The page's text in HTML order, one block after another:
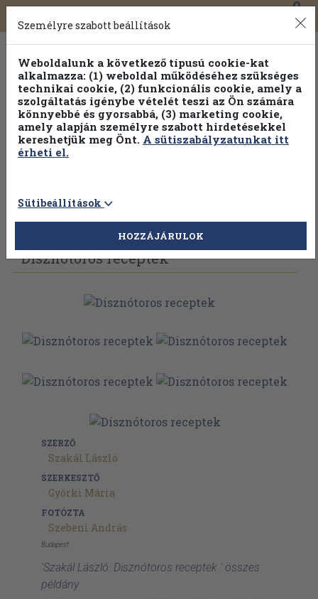
Toggle
navigation
0
Vissza az előző oldalra Válasszon példányt
Disznótoros receptek
SZERZŐ
Szakál László
SZERKESZTŐ
Györki Mária
FOTÓZTA
Szebeni András
Budapest
'Szakál László: Disznótoros receptek ' összes
példány
Személyre szabott beállítások
Weboldalunk a következő típusú cookie-kat
alkalmazza: (1) weboldal működéséhez szükséges
technikai cookie, (2) funkcionális cookie, amely a
szolgáltatás igénybe vételét teszi az Ön számára
könnyebbé és gyorsabbá, (3) marketing cookie,
amely alapján személyre szabott hirdetésekkel
kereshetjük meg Önt. A sütiszabályzatunkat itt
érheti el.
Sütibeállítások
HOZZÁJÁRULOK